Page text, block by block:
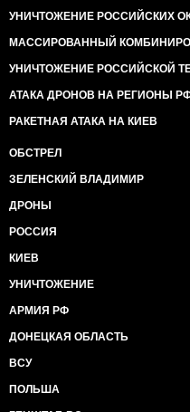
УНИЧТОЖЕНИЕ РОССИЙСКИХ
МАССИРОВАННЫЙ
УНИЧТОЖЕНИЕ РОССИЙСКОЙ
АТАКА ДРОНОВ НА РЕГИОНЫ
РАКЕТНАЯ АТАКА НА КИЕВ
ОБСТРЕЛ
ЗЕЛЕНСКИЙ ВЛАДИМИР
ДРОНЫ
РОССИЯ
КИЕВ
УНИЧТОЖЕНИЕ
АРМИЯ РФ
ДОНЕЦКАЯ ОБЛАСТЬ
ВСУ
ПОЛЬША